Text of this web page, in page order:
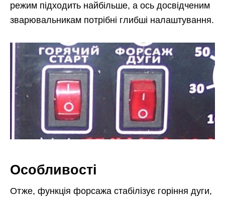
режим підходить найбільше, а ось досвідченим
зварювальникам потрібні глибші налаштування.
Особливості
Отже, функція форсажа стабілізує горіння дуги,